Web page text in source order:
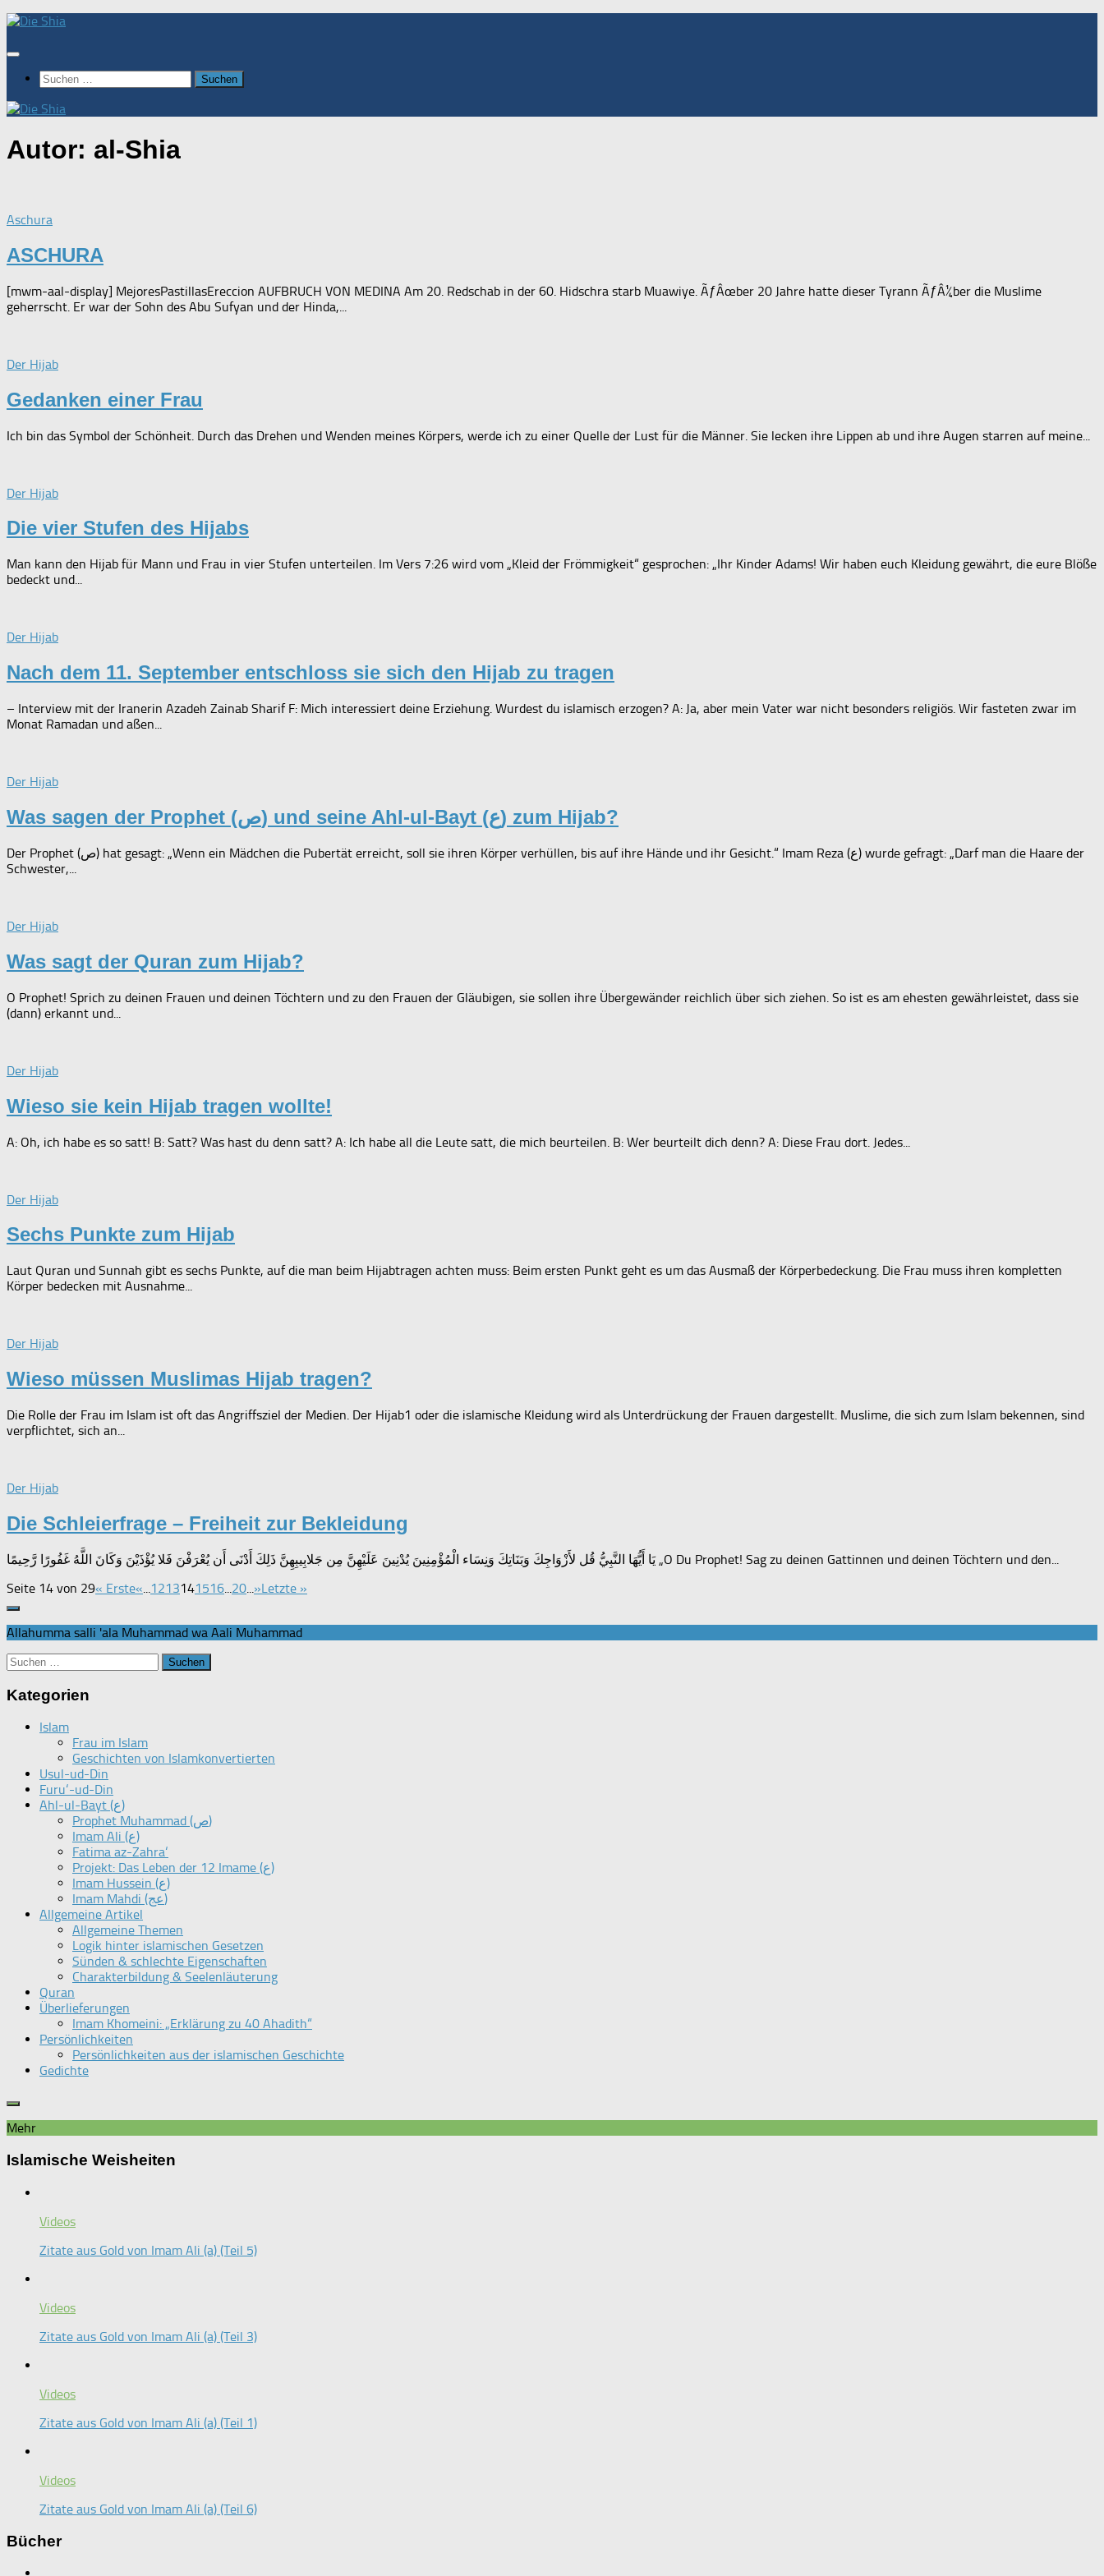
Zum
springen
Suchen
nach:
Autor: al-Shia
Aschura
ASCHURA
[mwm-aal-display] MejoresPastillasEreccion AUFBRUCH VON MEDINA Am 20. Redschab in der 60. Hidschra starb Muawiye. ÃƒÂœber 20 Jahre hatte dieser Tyrann ÃƒÂ¼ber die Muslime
geherrscht. Er war der Sohn des Abu Sufyan und der Hinda,...
Der Hijab
Gedanken einer Frau
Ich bin das Symbol der Schönheit. Durch das Drehen und Wenden meines Körpers, werde ich zu einer Quelle der Lust für die Männer. Sie lecken ihre Lippen ab und ihre Augen starren auf meine...
Der Hijab
Die vier Stufen des Hijabs
Man kann den Hijab für Mann und Frau in vier Stufen unterteilen. Im Vers 7:26 wird vom „Kleid der Frömmigkeit“ gesprochen: „Ihr Kinder Adams! Wir haben euch Kleidung gewährt, die eure Blöße
bedeckt und...
Der Hijab
Nach dem 11. September entschloss sie sich den Hijab zu tragen
– Interview mit der Iranerin Azadeh Zainab Sharif F: Mich interessiert deine Erziehung. Wurdest du islamisch erzogen? A: Ja, aber mein Vater war nicht besonders religiös. Wir fasteten zwar im
Monat Ramadan und aßen...
Der Hijab
Was sagen der Prophet (ص) und seine Ahl-ul-Bayt (ع) zum Hijab?
Der Prophet (ص) hat gesagt: „Wenn ein Mädchen die Pubertät erreicht, soll sie ihren Körper verhüllen, bis auf ihre Hände und ihr Gesicht.“ Imam Reza (ع) wurde gefragt: „Darf man die Haare der
Schwester,...
Der Hijab
Was sagt der Quran zum Hijab?
O Prophet! Sprich zu deinen Frauen und deinen Töchtern und zu den Frauen der Gläubigen, sie sollen ihre Übergewänder reichlich über sich ziehen. So ist es am ehesten gewährleistet, dass sie
(dann) erkannt und...
Der Hijab
Wieso sie kein Hijab tragen wollte!
A: Oh, ich habe es so satt! B: Satt? Was hast du denn satt? A: Ich habe all die Leute satt, die mich beurteilen. B: Wer beurteilt dich denn? A: Diese Frau dort. Jedes...
Der Hijab
Sechs Punkte zum Hijab
Laut Quran und Sunnah gibt es sechs Punkte, auf die man beim Hijabtragen achten muss: Beim ersten Punkt geht es um das Ausmaß der Körperbedeckung. Die Frau muss ihren kompletten
Körper bedecken mit Ausnahme...
Der Hijab
Wieso müssen Muslimas Hijab tragen?
Die Rolle der Frau im Islam ist oft das Angriffsziel der Medien. Der Hijab1 oder die islamische Kleidung wird als Unterdrückung der Frauen dargestellt. Muslime, die sich zum Islam bekennen, sind
verpflichtet, sich an...
Der Hijab
Die Schleierfrage – Freiheit zur Bekleidung
يَا أَيُّهَا النَّبِيُّ قُل لأَزْوَاجِكَ وَبَنَاتِكَ وَنِسَاء الْمُؤْمِنِينَ يُدْنِينَ عَلَيْهِنَّ مِن جَلابِيبِهِنَّ ذَلِكَ أَدْنَى أَن يُعْرَفْنَ فَلا يُؤْذَيْنَ وَكَانَ اللَّهُ غَفُورًا رَّحِيمًا „O Du Prophet! Sag zu deinen Gattinnen und deinen Töchtern und den...
Seite 14 von 29« Erste«...1213141516...20...»Letzte »
Allahumma salli 'ala Muhammad wa Aali Muhammad
Suchen
nach:
Kategorien
Islam
Frau im Islam
Geschichten von Islamkonvertierten
Usul-ud-Din
Furu‘-ud-Din
Ahl-ul-Bayt (ع)
Prophet Muhammad (ص)
Imam Ali (ع)
Fatima az-Zahra‘
Projekt: Das Leben der 12 Imame (ع)
Imam Hussein (ع)
Imam Mahdi (عج)
Allgemeine Artikel
Allgemeine Themen
Logik hinter islamischen Gesetzen
Sünden & schlechte Eigenschaften
Charakterbildung & Seelenläuterung
Quran
Überlieferungen
Imam Khomeini: „Erklärung zu 40 Ahadith“
Persönlichkeiten
Persönlichkeiten aus der islamischen Geschichte
Gedichte
Mehr
Islamische Weisheiten
Videos
Zitate aus Gold von Imam Ali (a) (Teil 5)
Videos
Zitate aus Gold von Imam Ali (a) (Teil 3)
Videos
Zitate aus Gold von Imam Ali (a) (Teil 1)
Videos
Zitate aus Gold von Imam Ali (a) (Teil 6)
Bücher